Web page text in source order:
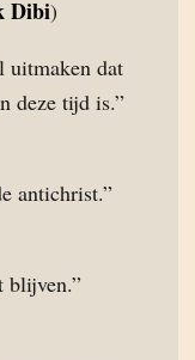
Dibi)
uitmaken dat
deze tijd is.”
antichrist.”
blijven.”